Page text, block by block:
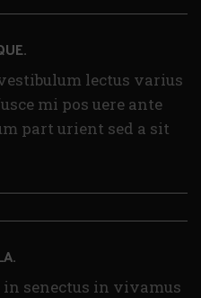
lectus varius
mi pos uere ante
part urient sed a sit
senectus in vivamus